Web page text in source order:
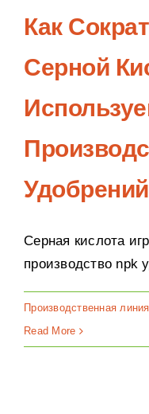
Как
Серной
Серная кислота
производство npk
Производственная линия
Read More